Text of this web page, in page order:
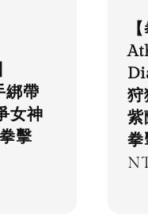
綁帶
女神
擊
狩
紫
拳